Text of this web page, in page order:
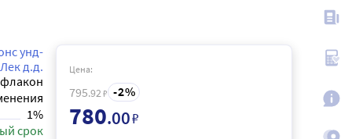
унд-
д.д.
флакон
1%
срок
Цена:
795.92 ₽ 2
780.00₽